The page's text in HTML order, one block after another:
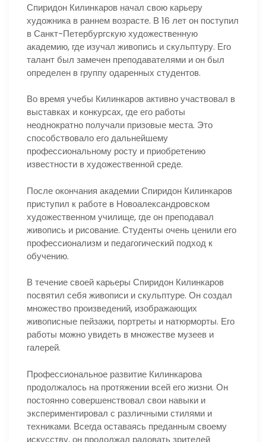
Спиридон Килинкаров начал свою карьеру
художника в раннем возрасте. В 16 лет он поступил
в Санкт-Петербургскую художественную
академию, где изучал живопись и скульптуру. Его
талант был замечен преподавателями и он был
определен в группу одаренных студентов.
Во время учебы Килинкаров активно участвовал в
выставках и конкурсах, где его работы
неоднократно получали призовые места. Это
способствовало его дальнейшему
профессиональному росту и приобретению
известности в художественной среде.
После окончания академии Спиридон Килинкаров
приступил к работе в Новоалександровском
художественном училище, где он преподавал
живопись и рисование. Студенты очень ценили его
профессионализм и педагогический подход к
обучению.
В течение своей карьеры Спиридон Килинкаров
посвятил себя живописи и скульптуре. Он создал
множество произведений, изображающих
живописные пейзажи, портреты и натюрморты. Его
работы можно увидеть в множестве музеев и
галерей.
Профессиональное развитие Килинкарова
продолжалось на протяжении всей его жизни. Он
постоянно совершенствовал свои навыки и
экспериментировал с различными стилями и
техниками. Всегда оставаясь преданным своему
искусству, он продолжал радовать зрителей